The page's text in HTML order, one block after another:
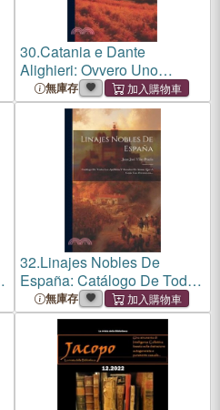
30.Catania e Dante
Alighieri: Ovvero Uno
Sguardo Retrospettivo di
Anni Seicento
無庫存
32.Linajes Nobles De
España: Catálogo De Todos
Los Apellidos Y Escudos De
Armas Que A Cada Uno
Pertenecen...
無庫存